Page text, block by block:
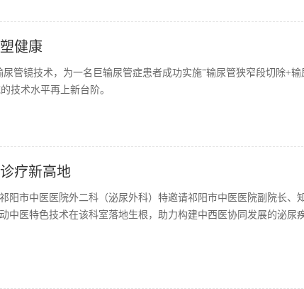
健康
管镜技术，为一名巨输尿管症患者成功实施"输尿管狭窄段切除+输
技术水平再上新台阶。
疗新高地
阳市中医医院外二科（泌尿外科）特邀请祁阳市中医医院副院长、
中医特色技术在该科室落地生根，助力构建中西医协同发展的泌尿